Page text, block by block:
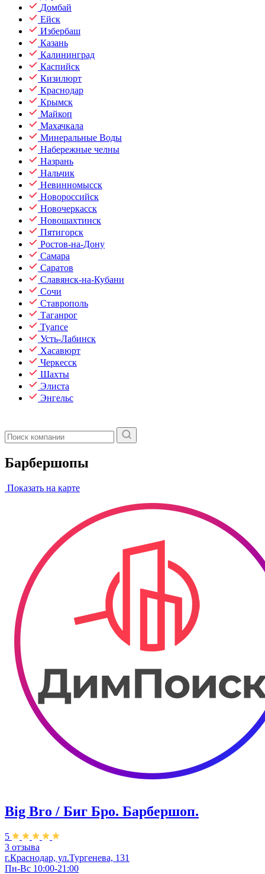
Домбай
Ейск
Избербаш
Казань
Калининград
Каспийск
Кизилюрт
Краснодар
Крымск
Майкоп
Махачкала
Минеральные Воды
Набережные челны
Назрань
Нальчик
Невинномысск
Новороссийск
Новочеркасск
Новошахтинск
Пятигорск
Ростов-на-Дону
Самара
Саратов
Славянск-на-Кубани
Сочи
Ставрополь
Таганрог
Туапсе
Усть-Лабинск
Хасавюрт
Черкесск
Шахты
Элиста
Энгельс
Барбершопы
Показать на карте
Big Bro / Биг Бро. Барбершоп.
5
3 отзыва
г.Краснодар, ул.Тургенева, 131
Пн-Вс 10:00-21:00